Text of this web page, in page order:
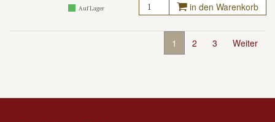
Auf Lager in den Warenkorb
1 2 3 Weiter